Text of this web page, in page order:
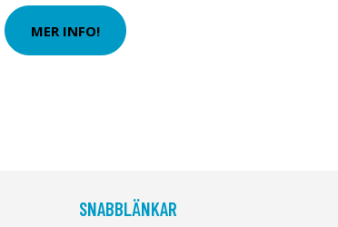
MER INFO!
SNABBLÄNKAR